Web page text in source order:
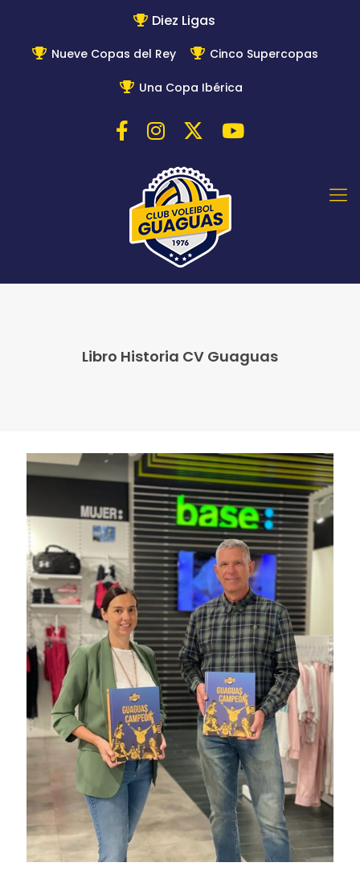
Diez Ligas
Nueve Copas del Rey Cinco Supercopas
Una Copa Ibérica
Libro Historia CV Guaguas